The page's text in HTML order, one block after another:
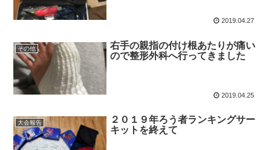
2019.04.27
その他
右手の親指の付け根あたりが痛い
ので整形外科へ行ってきました
2019.04.25
大会報告
２０１９年ろう者ランキングサー
キットを終えて